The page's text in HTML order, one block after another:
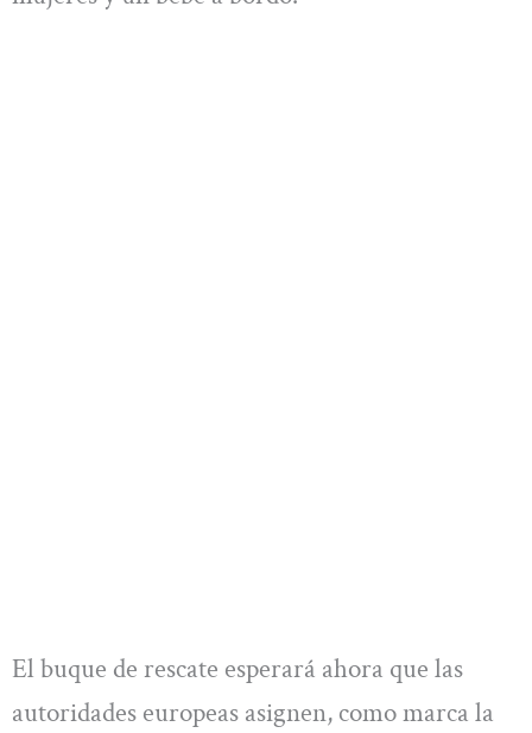
El buque de rescate esperará ahora que las
autoridades europeas asignen, como marca la